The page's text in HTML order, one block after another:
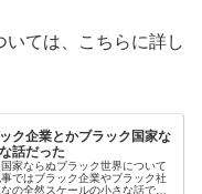
ては、こちらに詳し
ク企業とかブラック国家な
話だった
家ならぬブラック世界について
ではブラック企業やブラック社
の全然スケールの小さな話で実